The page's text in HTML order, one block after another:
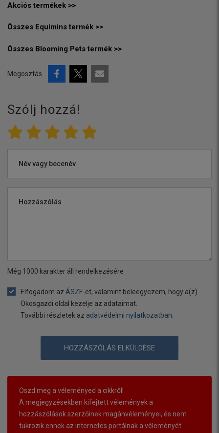
Akciós termékek >>
Összes Equimins termék >>
Összes Blooming Pets termék >>
Megosztás
Szólj hozzá!
Név vagy becenév
Hozzászólás
Még 1000 karakter áll rendelkezésére
Elfogadom az ÁSZF-et, valamint beleegyezem, hogy a(z)
Okosgazdi oldal kezelje az adataimat.
További részletek az adatvédelmi nyilatkozatban
HOZZÁSZÓLÁS ELKÜLDÉSE
Oszd meg a véleményed a cikkről!
A megjegyzésekben kifejtett vélemények a
hozzászólások szerzőinek magánvéleményei, és nem
tükrözik ennek az internetes portálnak a véleményét.